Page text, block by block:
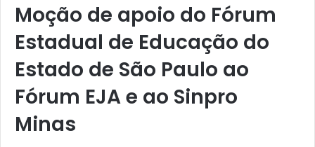
Moção de apoio do Fórum
Estadual de Educação do
Estado de São Paulo ao
Fórum EJA e ao Sinpro
Minas